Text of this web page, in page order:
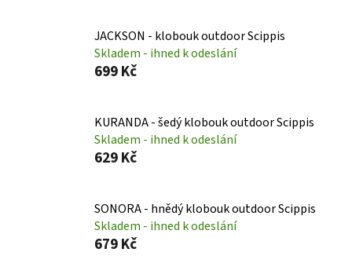
JACKSON - klobouk outdoor Scippis
Skladem - ihned k odeslání
699 Kč
KURANDA - šedý klobouk outdoor Scippis
Skladem - ihned k odeslání
629 Kč
SONORA - hnědý klobouk outdoor Scippis
Skladem - ihned k odeslání
679 Kč